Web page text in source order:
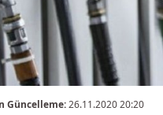
Güncelleme:26.11.2020 20:20